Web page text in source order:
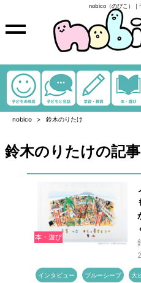
nobico（のびこ）｜
nobico 鈴木のりたけ
鈴木のりたけの記
本・遊び
インタビュー ブルーシープ 大